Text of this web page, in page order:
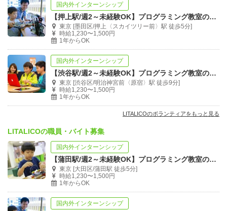
国内外インターンシップ
【押上駅/週2～未経験OK】プログラミング教室の運営スタッフ募集
東京 [墨田区/押上〈スカイツリー前〉駅 徒歩5分]
時給1,230〜1,500円
1年からOK
国内外インターンシップ
【渋谷駅/週2～未経験OK】プログラミング教室の運営スタッフ募集
東京 [渋谷区/明治神宮前〈原宿〉駅 徒歩9分]
時給1,230〜1,500円
1年からOK
LITALICOのボランティアをもっと見る
LITALICOの職員・バイト募集
国内外インターンシップ
【蒲田駅/週2～未経験OK】プログラミング教室の運営スタッフ募集
東京 [大田区/蒲田駅 徒歩5分]
時給1,230〜1,500円
1年からOK
国内外インターンシップ